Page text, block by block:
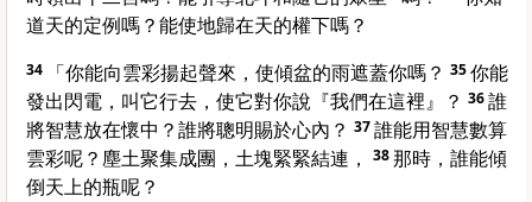
道天的定例嗎？能使地歸在天的權下嗎？
34 「你能向雲彩揚起聲來，使傾盆的雨遮蓋你嗎？ 35你能
發出閃電，叫它行去，使它對你說『我們在這裡』？ 36誰
將智慧放在懷中？誰將聰明賜於心內？ 37誰能用智慧數算
雲彩呢？塵土聚集成團，土塊緊緊結連，
38那時，誰能傾
倒天上的瓶呢？